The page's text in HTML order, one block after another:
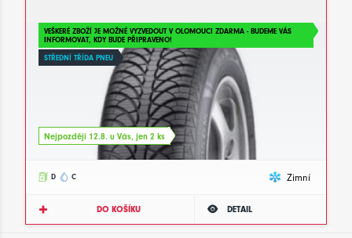
VEŠKERÉ ZBOŽÍ JE MOŽNÉ VYZVEDOUT V OLOMOUCI ZDARMA - BUDEME VÁS
INFORMOVAT, KDY BUDE PŘIPRAVENO!
STŘEDNÍ TŘÍDA PNEU
Nejpozději 12.8. u Vás, jen 2 ks
D C Zimní
DO KOŠÍKU DETAIL